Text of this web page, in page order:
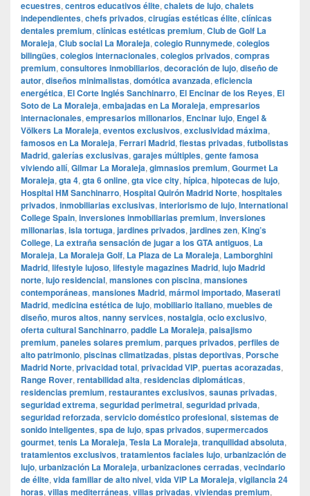
ecuestres, centros educativos élite, chalets de lujo, chalets
independientes, chefs privados, cirugías estéticas élite, clínicas
dentales premium, clínicas estéticas premium, Club de Golf La
Moraleja, Club social La Moraleja, colegio Runnymede, colegios
bilingües, colegios internacionales, colegios privados, compras
premium, consultores inmobiliarios, decoración de lujo, diseño de
autor, diseños minimalistas, domótica avanzada, eficiencia
energética, El Corte Inglés Sanchinarro, El Encinar de los Reyes, El
Soto de La Moraleja, embajadas en La Moraleja, empresarios
internacionales, empresarios millonarios, Encinar lujo, Engel &
Völkers La Moraleja, eventos exclusivos, exclusividad máxima,
famosos en La Moraleja, Ferrari Madrid, fiestas privadas, futbolistas
Madrid, galerías exclusivas, garajes múltiples, gente famosa
viviendo allí, Gilmar La Moraleja, gimnasios premium, Gourmet La
Moraleja, gta 4, gta 6 online, gta vice city, hípica, hipotecas de lujo,
Hospital HM Sanchinarro, Hospital Quirón Madrid Norte, hospitales
privados, inmobiliarias exclusivas, interiorismo de lujo, International
College Spain, inversiones inmobiliarias premium, inversiones
millonarias, isla tortuga, jardines privados, jardines zen, King’s
College, La extraña sensación de jugar a los GTA antiguos, La
Moraleja, La Moraleja Golf, La Plaza de La Moraleja, Lamborghini
Madrid, lifestyle lujoso, lifestyle magazines Madrid, lujo Madrid
norte, lujo residencial, mansiones con piscina, mansiones
contemporáneas, mansiones Madrid, mármol importado, Maserati
Madrid, medicina estética de lujo, mobiliario italiano, muebles de
diseño, muros altos, nanny services, nostalgia, ocio exclusivo,
oferta cultural Sanchinarro, paddle La Moraleja, paisajismo
premium, paneles solares premium, parques privados, perfiles de
alto patrimonio, piscinas climatizadas, pistas deportivas, Porsche
Madrid Norte, privacidad total, privacidad VIP, puertas acorazadas,
Range Rover, rentabilidad alta, residencias diplomáticas,
residencias premium, restaurantes exclusivos, saunas privadas,
seguridad extrema, seguridad perimetral, seguridad privada,
seguridad reforzada, servicio doméstico profesional, sistemas de
sonido inteligentes, spa de lujo, spas privados, supermercados
gourmet, tenis La Moraleja, Tesla La Moraleja, tranquilidad absoluta,
tratamientos exclusivos, tratamientos faciales lujo, urbanización de
lujo, urbanización La Moraleja, urbanizaciones cerradas, vecindario
de élite, vida familiar de alto nivel, vida VIP La Moraleja, vigilancia 24
horas, villas mediterráneas, villas privadas, viviendas premium,